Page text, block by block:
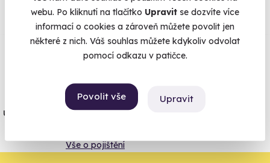
webu. Po kliknutí na tlačítko Upravit se dozvíte více
informací o cookies a zároveň můžete povolit jen
některé z nich. Váš souhlas můžete kdykoliv odvolat
pomocí odkazu v patičce.
Povolit vše Upravit
Zobraz ohlasy
Vše umíme pojistit
Jeden nikdy neví. Máme nejvyšší
úrazové pojištění z nabídky zážitkových
Vše o pojištění